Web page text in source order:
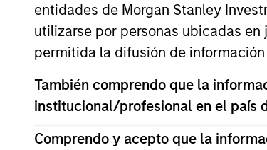
entidades de Morgan Stanley
utilizarse por personas ubicadas
permitida la difusión de
También comprendo que la
institucional/profesional en el país
Comprendo y acepto que la
As of July 25, 2025. The above
resulted in positive
above are the property of their
such owners. By clicking on
monitoring by us of any
or your use of such site.